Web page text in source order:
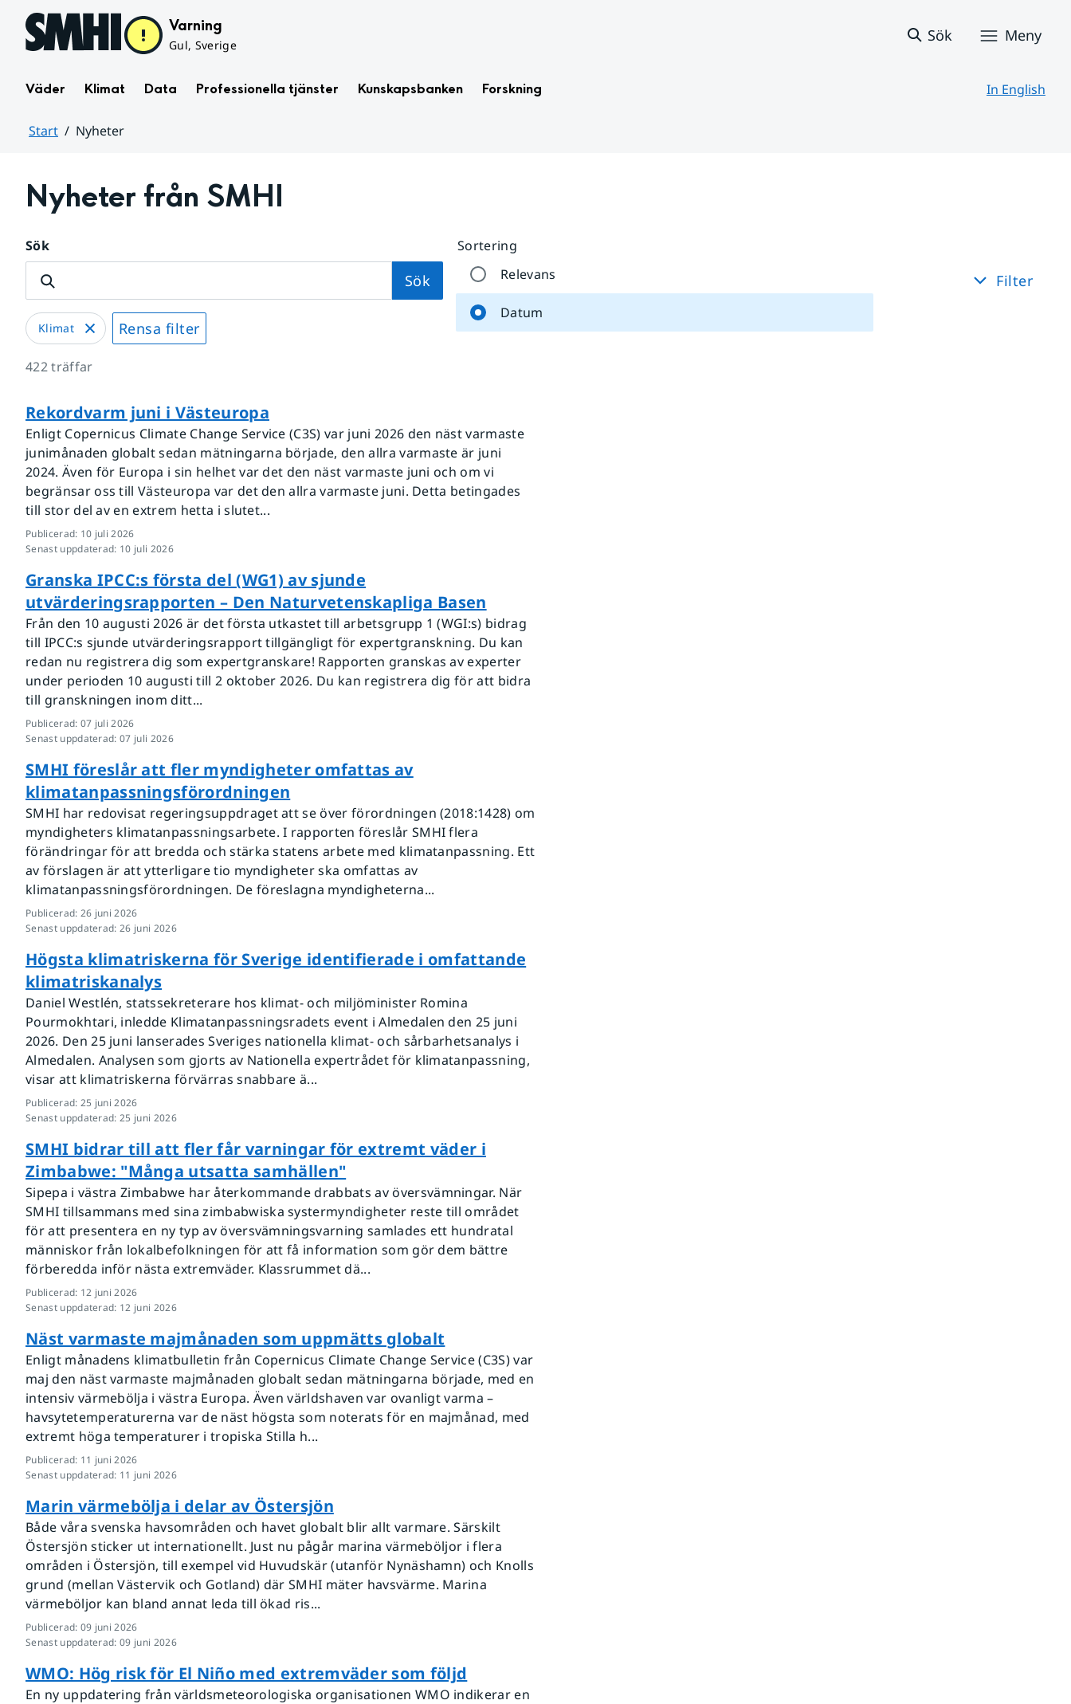
Hoppa till sidans innehåll Varning
Gul, Sverige
Sök Meny
Väder Klimat Data Professionella tjänster Kunskapsbanken Forskning In English
Start
Nyheter
Nyheter från SMHI
Sök
Sök
Sortering
Relevans
Datum
Filter
Klimat Rensa filter
422träffar
Rekordvarm juni i Västeuropa
Enligt Copernicus Climate Change Service (C3S) var juni 2026 den näst varmaste
junimånaden globalt sedan mätningarna började, den allra varmaste är juni
2024. Även för Europa i sin helhet var det den näst varmaste juni och om vi
begränsar oss till Västeuropa var det den allra varmaste juni. Detta betingades
till stor del av en extrem hetta i slutet...
Publicerad: 10 juli 2026
Senast uppdaterad: 10 juli 2026
Granska IPCC:s första del (WG1) av sjunde
utvärderingsrapporten – Den Naturvetenskapliga Basen
Från den 10 augusti 2026 är det första utkastet till arbetsgrupp 1 (WGI:s) bidrag
till IPCC:s sjunde utvärderingsrapport tillgängligt för expertgranskning. Du kan
redan nu registrera dig som expertgranskare! Rapporten granskas av experter
under perioden 10 augusti till 2 oktober 2026. Du kan registrera dig för att bidra
till granskningen inom ditt...
Publicerad: 07 juli 2026
Senast uppdaterad:07 juli 2026
SMHI föreslår att fler myndigheter omfattas av
klimatanpassningsförordningen
SMHI har redovisat regeringsuppdraget att se över förordningen (2018:1428) om
myndigheters klimatanpassningsarbete. I rapporten föreslår SMHI flera
förändringar för att bredda och stärka statens arbete med klimatanpassning. Ett
av förslagen är att ytterligare tio myndigheter ska omfattas av
klimatanpassningsförordningen. De föreslagna myndigheterna...
Publicerad: 26 juni 2026
Senast uppdaterad:26 juni 2026
Högsta klimatriskerna för Sverige identifierade i omfattande
klimatriskanalys
Daniel Westlén, statssekreterare hos klimat- och miljöminister Romina
Pourmokhtari, inledde Klimatanpassningsradets event i Almedalen den 25 juni
2026. Den 25 juni lanserades Sveriges nationella klimat- och sårbarhetsanalys i
Almedalen. Analysen som gjorts av Nationella expertrådet för klimatanpassning,
visar att klimatriskerna förvärras snabbare ä...
Publicerad: 25 juni 2026
Senast uppdaterad:25 juni 2026
SMHI bidrar till att fler får varningar för extremt väder i
Zimbabwe: "Många utsatta samhällen"
Sipepa i västra Zimbabwe har återkommande drabbats av översvämningar. När
SMHI tillsammans med sina zimbabwiska systermyndigheter reste till området
för att presentera en ny typ av översvämningsvarning samlades ett hundratal
människor från lokalbefolkningen för att få information som gör dem bättre
förberedda inför nästa extremväder. Klassrummet dä...
Publicerad: 12 juni 2026
Senast uppdaterad: 12 juni 2026
Näst varmaste majmånaden som uppmätts globalt
Enligt månadens klimatbulletin från Copernicus Climate Change Service (C3S) var
maj den näst varmaste majmånaden globalt sedan mätningarna började, med en
intensiv värmebölja i västra Europa. Även världshaven var ovanligt varma –
havsytetemperaturerna var de näst högsta som noterats för en majmånad, med
extremt höga temperaturer i tropiska Stilla h...
Publicerad: 11 juni 2026
Senast uppdaterad: 11 juni 2026
Marin värmebölja i delar av Östersjön
Både våra svenska havsområden och havet globalt blir allt varmare. Särskilt
Östersjön sticker ut internationellt. Just nu pågår marina värmeböljor i flera
områden i Östersjön, till exempel vid Huvudskär (utanför Nynäshamn) och Knolls
grund (mellan Västervik och Gotland) där SMHI mäter havsvärme. Marina
värmeböljor kan bland annat leda till ökad ris...
Publicerad: 09 juni 2026
Senast uppdaterad:09 juni 2026
WMO: Hög risk för El Niño med extremväder som följd
En ny uppdatering från världsmeteorologiska organisationen WMO indikerar en